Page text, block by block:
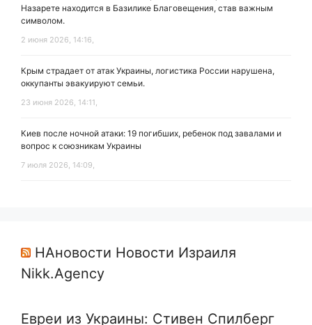
Назарете находится в Базилике Благовещения, став важным
символом.
2 июня 2026, 14:16,
Крым страдает от атак Украины, логистика России нарушена,
оккупанты эвакуируют семьи.
23 июня 2026, 14:11,
Киев после ночной атаки: 19 погибших, ребенок под завалами и
вопрос к союзникам Украины
7 июля 2026, 14:09,
НАновости Новости Израиля
Nikk.Agency
Евреи из Украины: Стивен Спилберг